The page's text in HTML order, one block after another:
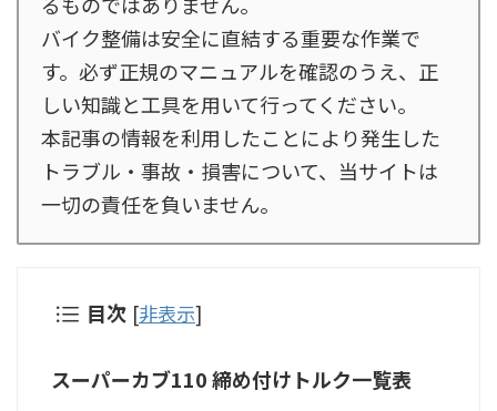
バイク整備は安全に直結する重要な作業で
す。必ず正規のマニュアルを確認のうえ、正
しい知識と工具を用いて行ってください。
本記事の情報を利用したことにより発生した
トラブル・事故・損害について、当サイトは
一切の責任を負いません。
目次 [非表示]
スーパーカブ110 締め付けトルク一覧表